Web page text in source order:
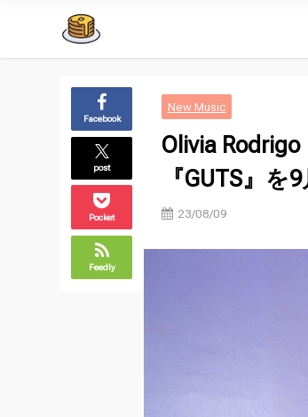
Facebook
post
Pocket
Feedly
New Music
Olivia
『GUTS』を
23/08/09